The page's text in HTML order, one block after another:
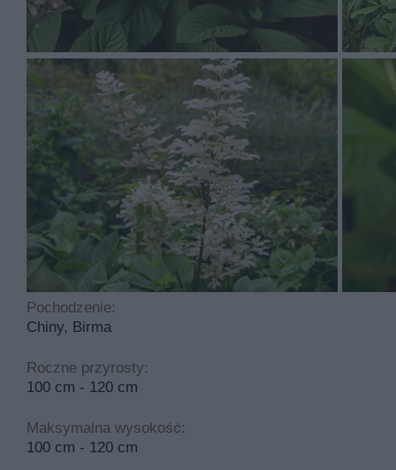
zielone i złożone
Rodgersja pierzasta to roślina, którą sadzimy w
umiarkowanie trudny. Idealny odczyn gleby to
Najczęściej spotykane choroby dotykające tą roślinę
cyklicznego przycinania.
Pochodzenie:
Chiny, Birma
Roczne przyrosty:
100 cm - 120 cm
Maksymalna wysokość:
100 cm - 120 cm